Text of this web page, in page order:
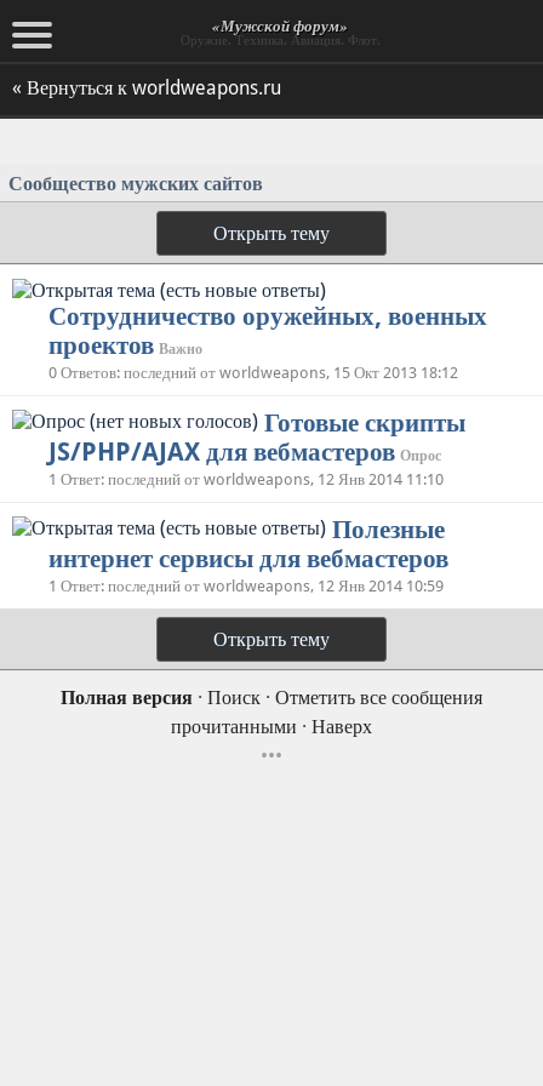
«Мужской форум»
Оружие. Техника. Авиация. Флот.
« Вернуться к worldweapons.ru
Сообщество мужских сайтов
Открыть тему
Сотрудничество оружейных, военных
проектов Важно
0 Ответов: последний от worldweapons, 15 Окт 2013 18:12
Готовые скрипты
JS/PHP/AJAX для вебмастеров Опрос
1 Ответ: последний от worldweapons, 12 Янв 2014 11:10
Полезные
интернет сервисы для вебмастеров
1 Ответ: последний от worldweapons, 12 Янв 2014 10:59
Открыть тему
Полная версия · Поиск · Отметить все сообщения
прочитанными · Наверх
•••